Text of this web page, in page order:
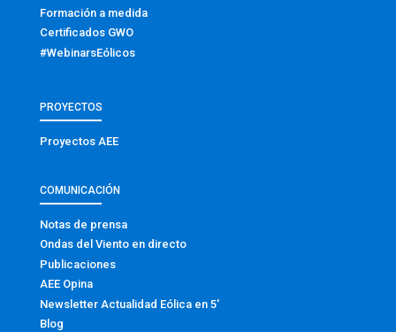
Formación a medida
Certificados GWO
#WebinarsEólicos
PROYECTOS
Proyectos AEE
COMUNICACIÓN
Notas de prensa
Ondas del Viento en directo
Publicaciones
AEE Opina
Newsletter Actualidad Eólica en 5′
Blog